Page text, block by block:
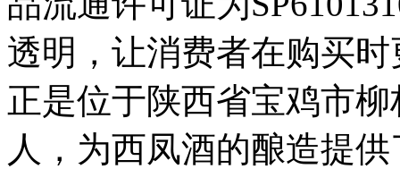
透明，让消费者在购买
正是位于陕西省宝鸡市
人，为西凤酒的酿造提